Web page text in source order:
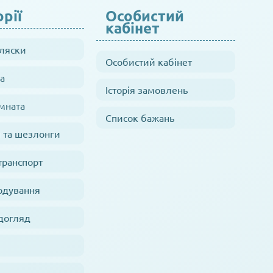
та шезлонги
Особистий
кабінет
Особистий кабінет
Історія замовлень
Список бажань